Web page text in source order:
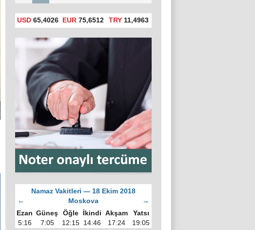
USD 65,4026 EUR 75,6512 TRY 11,4963
Namaz Vakitleri — 18 Ekim 2018
←
Moskova
→
Ezan Güneş Öğle İkindi Akşam
Yatsı
5:16
7:05 12:15 14:46 17:24 19:05